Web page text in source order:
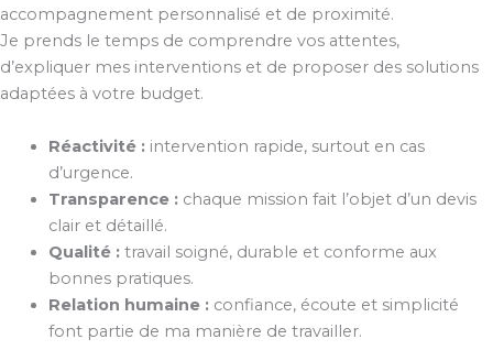
accompagnement personnalisé et de proximité.
Je prends le temps de comprendre vos attentes,
d’expliquer mes interventions et de proposer des solutions
adaptées à votre budget.
Réactivité :intervention rapide, surtout en cas
d’urgence.
Transparence :chaque mission fait l’objet d’un devis
clair et détaillé.
Qualité :travail soigné, durable et conforme aux
bonnes pratiques.
Relation humaine :confiance, écoute et simplicité
font partie de ma manière de travailler.